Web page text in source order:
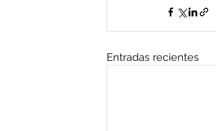
Entradas recientes